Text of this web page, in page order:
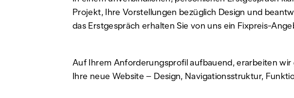
Projekt, Ihre Vorstellungen bezüglich Design und
das Erstgespräch erhalten Sie von uns ein Fixpreis-
Auf Ihrem Anforderungsprofil aufbauend, erarbeiten
Ihre neue Website – Design, Navigationsstruktur,